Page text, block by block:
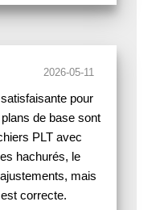
2026-05-11
pour
de base sont
PLT avec
hachurés, le
mais
correcte.